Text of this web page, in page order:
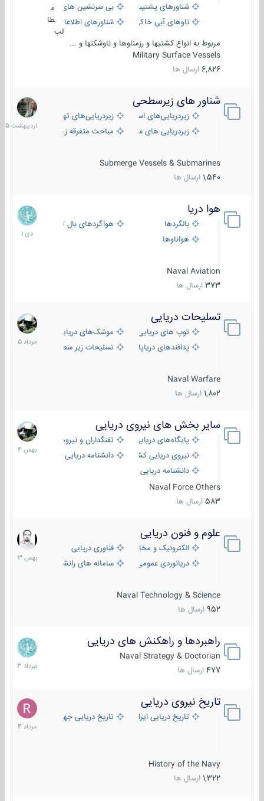
شناورهای پشتیبانی
بی سرنشین های دریایی
ناوهای آبی خاکی و نیروبرشناورهای اطلاعاتی و جاسوسی
طا
لب
مربوط به انواع کشتیها و رزمناوها و ناوشکنها و ...
Military Surface Vessels
6,826 ارسال ها
شناور های زیرسطحی
زیردریایی‌های استراتژیکزیردریایی‌های تهاجمی
زیردریایی های سبک
مباحث متفرقه زیرسطحی
Submerge Vessels & Submarines
1,540 ارسال ها
31
1405
هوا دریا
بالگردها
هواگردهای بال ثابت
هواناوها
Naval Aviation
373 ارسال ها
12
دی
1401
تسلیحات دریایی
توپ های دریایی
موشک‌های دریایی
پدافندهای دریاپایه
تسلیحات زیر سطحی
Naval Warfare
1,802 ارسال ها
2
مرداد
1405
سایر بخش های نیروی دریایی
پایگاه‌های دریایی
تفنگداران و نیروهای ویژه‌ی دریایی
نیروی دریایی کشورهای مختلفدانشنامه دریایی
دانشنامه دریایی کپی
Naval Force Others
583 ارسال ها
22
بهمن
1404
علوم و فنون دریایی
الکترونیک و مخابرات دریاییفناوری دریایی
دریانوردی عمومی
سامانه های رانشی دریایی
Naval Technology & Science
952 ارسال ها
6
بهمن
1403
راهبردها و راهکنش های دریایی
Naval Strategy & Doctorian
477 ارسال ها
2
مرداد
1403
تاریخ نیروی دریایی
تاریخ دریایی ایران تاریخ دریایی جهان
History of the Navy
1,322 ارسال ها
16
مرداد
1404